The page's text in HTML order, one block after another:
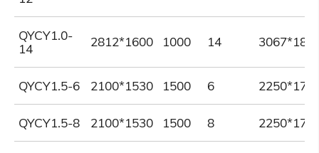
QYCY1.0-
14
2812*1600 1000 14
QYCY1.5-6 2100*1530 1500 6
QYCY1.5-8 2100*1530 1500 8